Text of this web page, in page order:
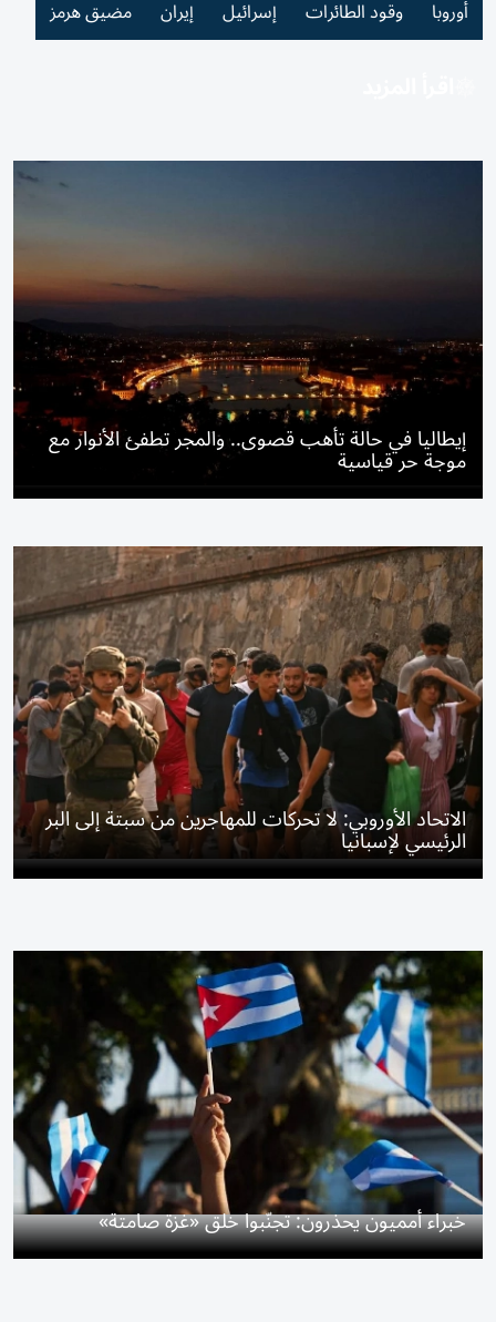
أوروبا وقود الطائرات إسرائيل إيران مضيق هرمز
إيطاليا في حالة تأهب قصوى.. والمجر تطفئ الأنوار مع
موجة حر قياسية
الاتحاد الأوروبي: لا تحركات للمهاجرين من سبتة إلى البر
الرئيسي لإسبانيا
خبراء أمميون يحذرون: تجنّبوا خلق «غزة صامتة»